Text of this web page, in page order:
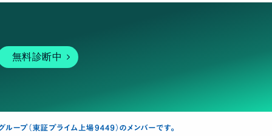
無料診断中